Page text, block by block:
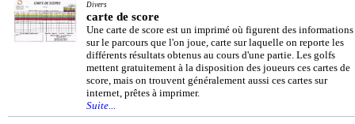
Divers
carte de score
Une carte de score est un imprimé où figurent des informations
sur le parcours que l'on joue, carte sur laquelle on reporte les
différents résultats obtenus au cours d'une partie. Les golfs
mettent gratuitement à la disposition des joueurs ces cartes de
score, mais on trouvent généralement aussi ces cartes sur
internet, prêtes à imprimer.
Suite...